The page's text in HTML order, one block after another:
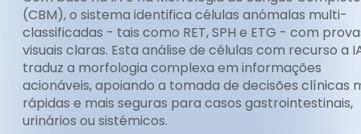
(CBM), o sistema identifica células anómalas multi-
classificadas - tais como RET, SPH e ETG - com
visuais claras. Esta análise de células com recurso a
traduz a morfologia complexa em informações
acionáveis, apoiando a tomada de decisões clínicas
rápidas e mais seguras para casos gastrointestinais,
urinários ou sistémicos.